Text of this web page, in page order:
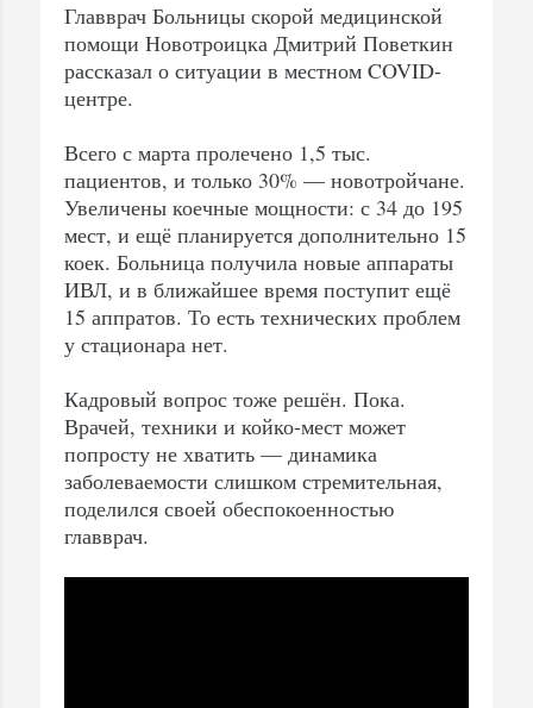
Главврач Больницы скорой медицинской
помощи Новотроицка Дмитрий Поветкин
рассказал о ситуации в местном COVID-
центре.
Всего с марта пролечено 1,5 тыс.
пациентов, и только 30% — новотройчане.
Увеличены коечные мощности: с 34 до 195
мест, и ещё планируется дополнительно 15
коек. Больница получила новые аппараты
ИВЛ, и в ближайшее время поступит ещё
15 аппратов. То есть технических проблем
у стационара нет.
Кадровый вопрос тоже решён. Пока.
Врачей, техники и койко-мест может
попросту не хватить — динамика
заболеваемости слишком стремительная,
поделился своей обеспокоенностью
главврач.